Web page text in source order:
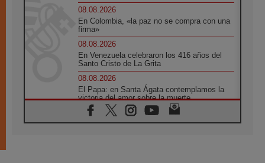
08.08.2026
En Colombia, «la paz no se compra con una
firma»
08.08.2026
En Venezuela celebraron los 416 años del
Santo Cristo de La Grita
08.08.2026
El Papa: en Santa Ágata contemplamos la
victoria del amor sobre la muerte
08.08.2026
León XIV visitará el Santuario de la Madre